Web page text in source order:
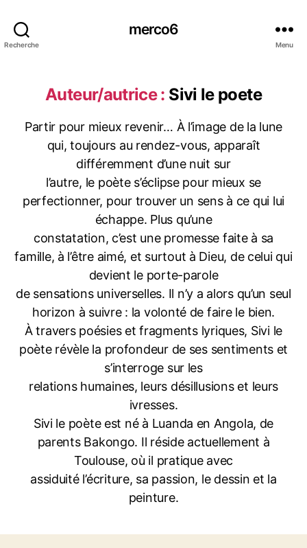
Recherche
merco6
Menu
Auteur/autrice : Sivi le poete
Partir pour mieux revenir… À l’image de la lune
qui, toujours au rendez-vous, apparaît
différemment d’une nuit sur
l’autre, le poète s’éclipse pour mieux se
perfectionner, pour trouver un sens à ce qui lui
échappe. Plus qu’une
constatation, c’est une promesse faite à sa
famille, à l’être aimé, et surtout à Dieu, de celui qui
devient le porte-parole
de sensations universelles. Il n’y a alors qu’un seul
horizon à suivre : la volonté de faire le bien.
À travers poésies et fragments lyriques, Sivi le
poète révèle la profondeur de ses sentiments et
s’interroge sur les
relations humaines, leurs désillusions et leurs
ivresses.
Sivi le poète est né à Luanda en Angola, de
parents Bakongo. Il réside actuellement à
Toulouse, où il pratique avec
assiduité l’écriture, sa passion, le dessin et la
peinture.